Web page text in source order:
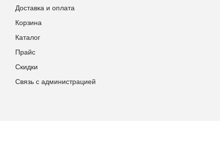
Доставка и оплата
Корзина
Каталог
Прайс
Скидки
Связь с администрацией